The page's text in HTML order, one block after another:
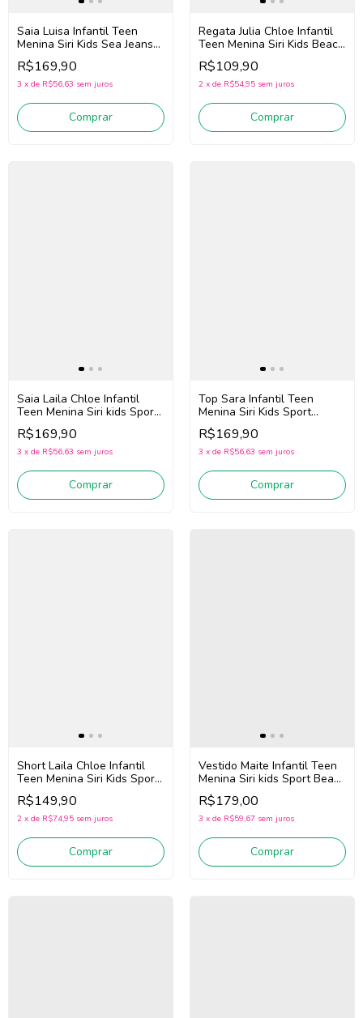
Saia Luisa Infantil Teen
Menina Siri Kids Sea Jeans
43286 (Azul)
R$169,90
3 x de R$56,63 sem juros
Comprar
Regata Julia Chloe Infantil
Teen Menina Siri Kids Beach
Tennis 44668 (Rosa)
R$109,90
2 x de R$54,95 sem juros
Comprar
Saia Laila Chloe Infantil
Teen Menina Siri kids Sport
Dança 44762 (Azul)
R$169,90
3 x de R$56,63 sem juros
Comprar
Top Sara Infantil Teen
Menina Siri Kids Sport
Dança 44763 (Rosa)
R$169,90
3 x de R$56,63 sem juros
Comprar
Short Laila Chloe Infantil
Teen Menina Siri Kids Sport
Dança 44765 (Azul)
R$149,90
2 x de R$74,95 sem juros
Comprar
Vestido Maite Infantil Teen
Menina Siri kids Sport Beach
Tennis 44769 (Rosa)
R$179,00
3 x de R$59,67 sem juros
Comprar